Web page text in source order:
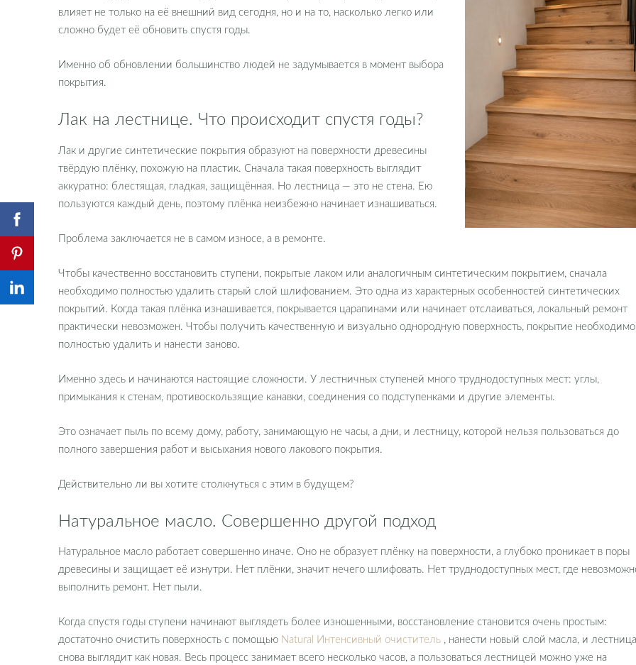
влияет не только на её внешний вид сегодня, но и на то, насколько легко или
сложно будет её обновить спустя годы.
Именно об обновлении большинство людей не задумывается в момент выбора
покрытия.
Лак на лестнице. Что происходит спустя годы?
Лак и другие синтетические покрытия образуют на поверхности древесины
твёрдую плёнку, похожую на пластик. Сначала такая поверхность выглядит
аккуратно: блестящая, гладкая, защищённая. Но лестница — это не стена. Ею
пользуются каждый день, поэтому плёнка неизбежно начинает изнашиваться.
Проблема заключается не в самом износе, а в ремонте.
Чтобы качественно восстановить ступени, покрытые лаком или аналогичным синтетическим покрытием, сначала
необходимо полностью удалить старый слой шлифованием. Это одна из характерных особенностей синтетических
покрытий. Когда такая плёнка изнашивается, покрывается царапинами или начинает отслаиваться, локальный ремонт
практически невозможен. Чтобы получить качественную и визуально однородную поверхность, покрытие необходимо
полностью удалить и нанести заново.
Именно здесь и начинаются настоящие сложности. У лестничных ступеней много труднодоступных мест: углы,
примыкания к стенам, противоскользящие канавки, соединения со подступенками и другие элементы.
Это означает пыль по всему дому, работу, занимающую не часы, а дни, и лестницу, которой нельзя пользоваться до
полного завершения работ и высыхания нового лакового покрытия.
Действительно ли вы хотите столкнуться с этим в будущем?
Натуральное масло. Совершенно другой подход
Натуральное масло работает совершенно иначе. Оно не образует плёнку на поверхности, а глубоко проникает в поры
древесины и защищает её изнутри. Нет плёнки, значит нечего шлифовать. Нет труднодоступных мест, где
выполнить ремонт. Нет пыли.
Когда спустя годы ступени начинают выглядеть более изношенными, восстановление становится очень простым:
достаточно очистить поверхность с помощью Natural Интенсивный очиститель , нанести новый слой масла, и лестница
снова выглядит как новая. Весь процесс занимает всего несколько часов, а пользоваться лестницей можно уже на